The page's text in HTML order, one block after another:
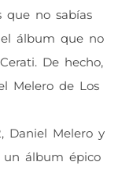
que no sabías
álbum que no
De hecho,
Melero de Los
Daniel Melero y
un álbum épico